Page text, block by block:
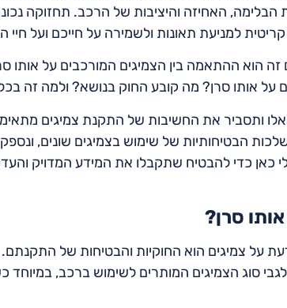
הבלימה, האחיזה והיציבות של הרכב. תחזוקה
למניעת תאונות ולשמירה על חייכם ועל חיי
הוא ההתאמה בין הצמיגים המורכבים על
על אותו סרן? מה קובע החוק בנושא? ולמה זה
ותסביר את החשיבות של התקנת צמיגים
הבטיחותיות של שימוש בצמיגים שונים,
כאן כדי להבטיח שתקבלו את המידע המדויק
סרן?
על צמיגים הוא החוקיות והבטיחות של התקנתם.
סוג הצמיגים המותרים לשימוש ברכב,